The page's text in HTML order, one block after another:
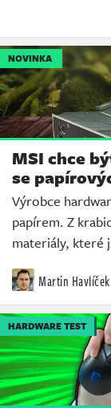
NOVINKA
MSI chce
se
Výrobce
papírem. Z
materiály, které
Martin Havlíček
HARDWARE TEST